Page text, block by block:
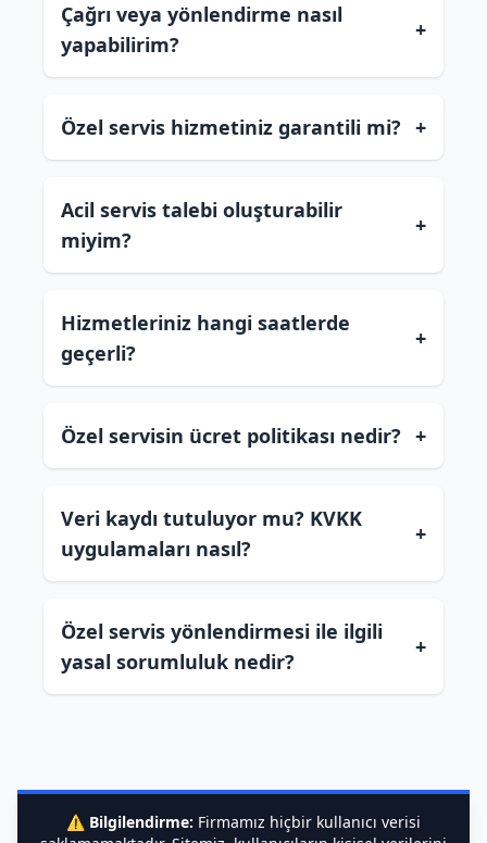
Çağrı veya yönlendirme nasıl
yapabilirim?
+
Özel servis hizmetiniz garantili mi? +
Acil servis talebi oluşturabilir
miyim?
+
Hizmetleriniz hangi saatlerde
geçerli?
+
Özel servisin ücret politikası nedir? +
Veri kaydı tutuluyor mu? KVKK
uygulamaları nasıl?
+
Özel servis yönlendirmesi ile ilgili
yasal sorumluluk nedir?
+
⚠️ Bilgilendirme: Firmamız hiçbir kullanıcı verisi